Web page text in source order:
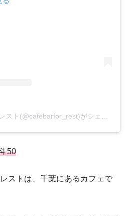
50
ストは、千葉にあるカフェで